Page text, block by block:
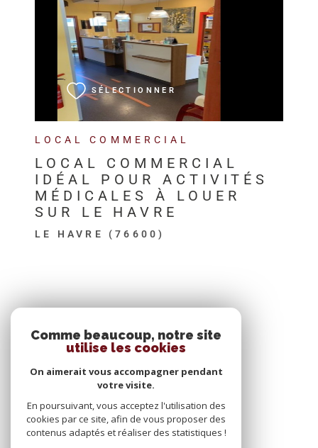
LOCAL COMMERCIAL
LOCAL COMMERCIAL
IDÉAL POUR ACTIVITÉS
MÉDICALES À LOUER
SUR LE HAVRE
LE HAVRE (76600)
SÉLECTIONNER
VOIR LE BIEN
Comme beaucoup, notre site
utilise les cookies
On aimerait vous accompagner pendant
votre visite.
En poursuivant, vous acceptez l'utilisation des
cookies par ce site, afin de vous proposer des
contenus adaptés et réaliser des statistiques !